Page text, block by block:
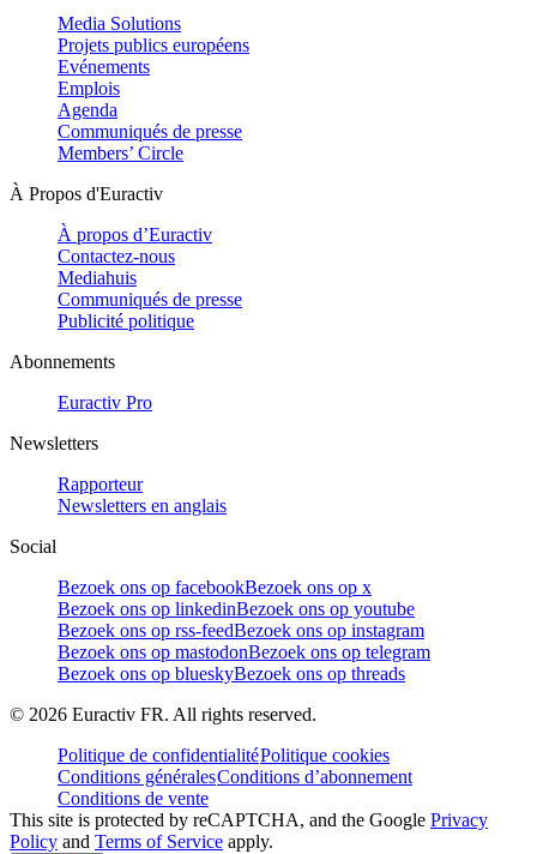
Media Solutions
Projets publics européens
Evénements
Emplois
Agenda
Communiqués de presse
Members’ Circle
À Propos d'Euractiv
À propos d’Euractiv
Contactez-nous
Mediahuis
Communiqués de presse
Publicité politique
Abonnements
Euractiv Pro
Newsletters
Rapporteur
Newsletters en anglais
Social
Bezoek ons op facebookBezoek ons op x
Bezoek ons op linkedinBezoek ons op youtube
Bezoek ons op rss-feedBezoek ons op instagram
Bezoek ons op mastodonBezoek ons op telegram
Bezoek ons op blueskyBezoek ons op threads
© 2026 Euractiv FR. All rights reserved.
Politique de confidentialitéPolitique cookies
Conditions généralesConditions d’abonnement
Conditions de vente
This site is protected by reCAPTCHA, and the Google Privacy
Policy and Terms of Service apply.